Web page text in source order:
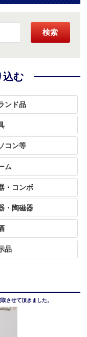
検索
込む
ンド品
コン等
ム
・コンボ
・陶磁器
品
させて頂きました。